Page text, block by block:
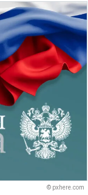
© pxhere.com